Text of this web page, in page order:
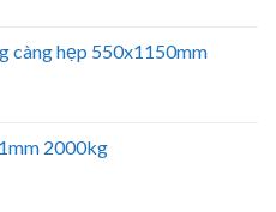
càng hẹp 550x1150mm
2000kg